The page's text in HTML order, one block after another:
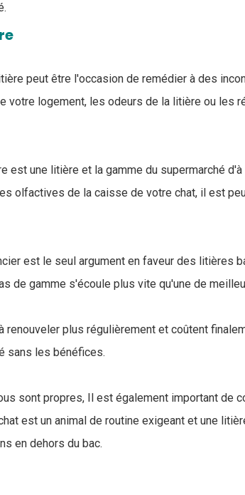
peut être l'occasion de remédier à des
votre logement, les odeurs de la litière ou les
est une litière et la gamme du supermarché
olfactives de la caisse de votre chat, il est
est le seul argument en faveur des litières
de gamme s'écoule plus vite qu'une de
renouveler plus régulièrement et coûtent
sans les bénéfices.
sont propres, Il est également important de
est un animal de routine exigeant et une
en dehors du bac.